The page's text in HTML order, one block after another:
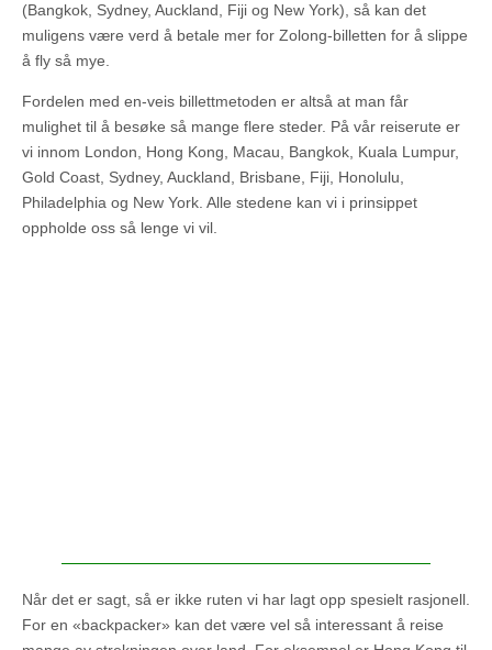
(Bangkok, Sydney, Auckland, Fiji og New York), så kan det
muligens være verd å betale mer for Zolong-billetten for å slippe
å fly så mye.
Fordelen med en-veis billettmetoden er altså at man får
mulighet til å besøke så mange flere steder. På vår reiserute er
vi innom London, Hong Kong, Macau, Bangkok, Kuala Lumpur,
Gold Coast, Sydney, Auckland, Brisbane, Fiji, Honolulu,
Philadelphia og New York. Alle stedene kan vi i prinsippet
oppholde oss så lenge vi vil.
Når det er sagt, så er ikke ruten vi har lagt opp spesielt rasjonell.
For en «backpacker» kan det være vel så interessant å reise